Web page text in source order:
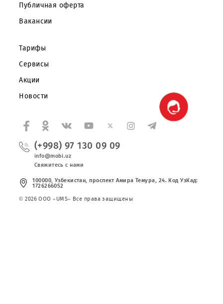
Частным клиентам
Корпоративным клиентам
О компании
Партнерам
Правовая информация
Публичная оферта
Тарифы
Сервисы
Акции
Новости